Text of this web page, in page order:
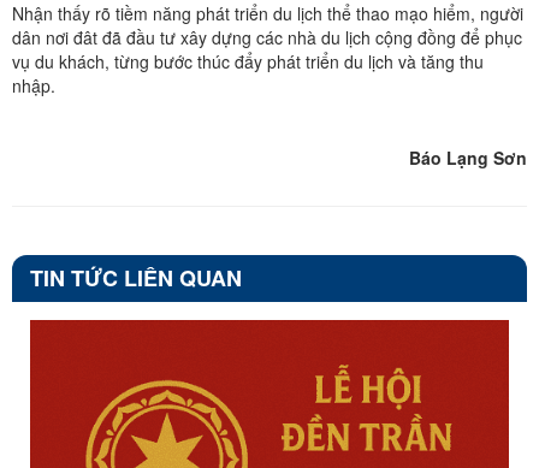
Nhận thấy rõ tiềm năng phát triển du lịch thể thao mạo hiểm, người
dân nơi đât đã đầu tư xây dựng các nhà du lịch cộng đồng để phục
vụ du khách, từng bước thúc đẩy phát triển du lịch và tăng thu
nhập.
Báo Lạng Sơn
TIN TỨC LIÊN QUAN